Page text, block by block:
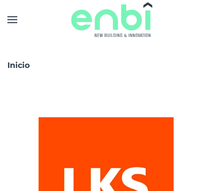
Skip to main content
Inicio